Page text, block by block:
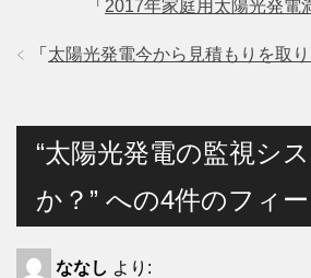
「 2017年家庭用太陽光発電
「 太陽光発電今から見積もりを取
“太陽光発電の監視シ
か？” への4件のフィ
ななし より: